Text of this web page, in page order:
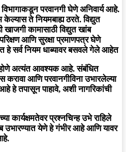
विभागाकडून परवानगी घेणे अनिवार्य आहे.
ते नियमबाह्य ठरते. विद्युत
खाजगी कामासाठी विद्युत खांब
आणि सुरक्षा प्रमाणपत्र घेणे
हे सर्व नियम धाब्यावर बसवले गेले आहेत
अत्यंत आवश्यक आहे. संबंधित
आणि परवानगीविना उभारलेल्या
हे तपासून पाहावे, अशी नागरिकांची
कार्यक्षमतेवर प्रश्नचिन्ह उभे राहिले
येणे हे गंभीर आहे आणि यावर